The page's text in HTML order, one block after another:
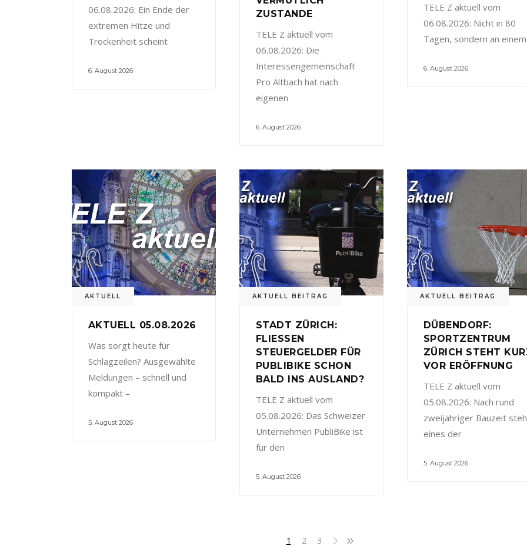
06.08.2026: Ein Ende der
extremen Hitze und
Trockenheit scheint
6. August 2026
ZUSTANDE
TELE Z aktuell vom
06.08.2026: Die
Interessengemeinschaft
Pro Altbach hat nach
eigenen
6. August 2026
TELE Z aktuell vom
06.08.2026: Nicht in 80
Tagen, sondern an einem
6. August 2026
AKTUELL
AKTUELL 05.08.2026
Was sorgt heute für
Schlagzeilen? Ausgewählte
Meldungen – schnell und
kompakt –
5. August 2026
AKTUELL BEITRAG
STADT ZÜRICH:
FLIESSEN
STEUERGELDER FÜR
PUBLIBIKE SCHON
BALD INS AUSLAND?
TELE Z aktuell vom
05.08.2026: Das Schweizer
Unternehmen PubliBike ist
für den
5. August 2026
AKTUELL BEITRAG
DÜBENDORF:
SPORTZENTRUM
ZÜRICH STEHT
VOR ERÖFFNUNG
TELE Z aktuell vom
05.08.2026: Nach rund
zweijähriger Bauzeit
eines der
5. August 2026
1 2 3